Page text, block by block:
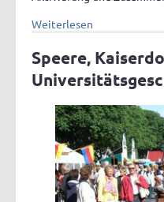
Weiterlesen
Speere,